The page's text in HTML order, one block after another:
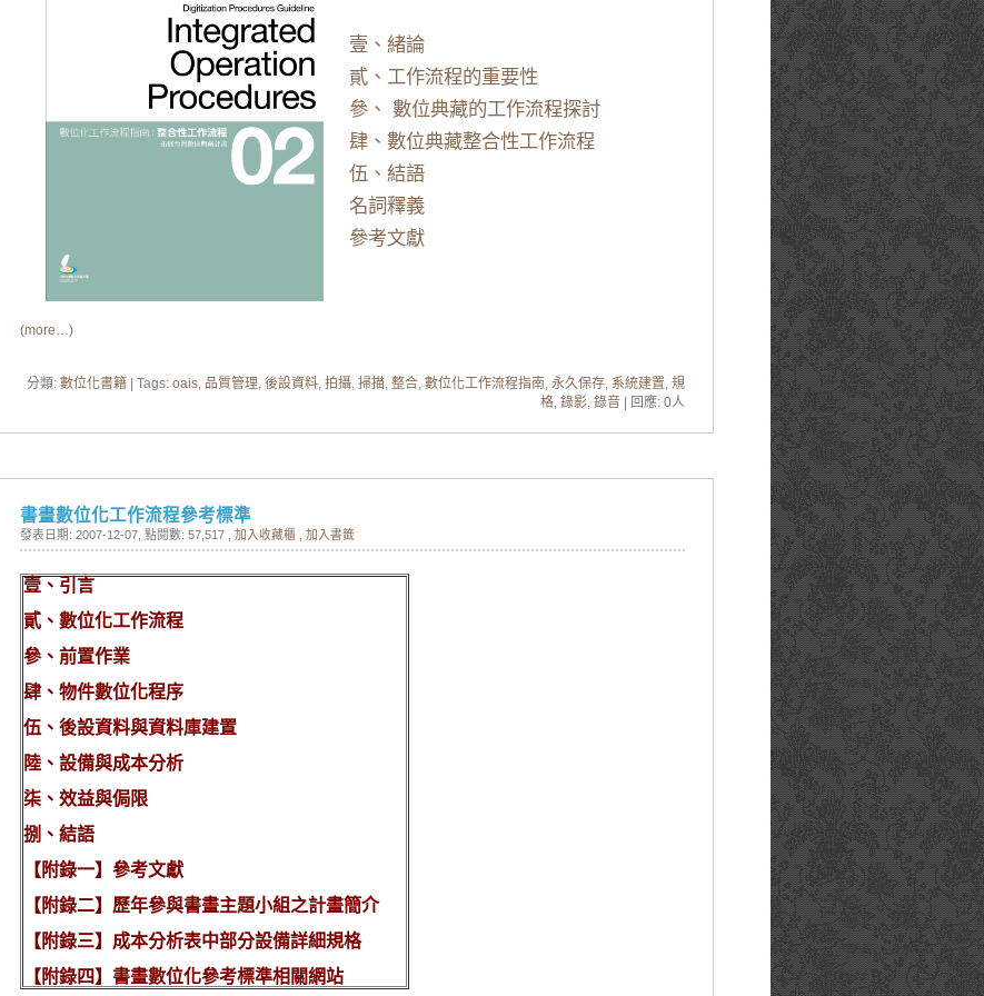
壹、緒論
貳、工作流程的重要性
參、 數位典藏的工作流程探討
肆、數位典藏整合性工作流程
伍、結語
名詞釋義
參考文獻
(more…)
分類: 數位化書籍 | Tags: oais, 品質管理, 後設資料, 拍攝, 掃描, 整合, 數位化工作流程指南, 永久保存, 系統建置, 規
格, 錄影, 錄音 | 回應: 0人
書畫數位化工作流程參考標準
發表日期: 2007-12-07 , 點閱數: 57,517 , 加入收藏櫃 加入書籤
壹、引言
貳、數位化工作流程
參、前置作業
肆、物件數位化程序
伍、後設資料與資料庫建置
陸、設備與成本分析
柒、效益與侷限
捌、結語
【附錄一】參考文獻
【附錄二】歷年參與書畫主題小組之計畫簡介
【附錄三】成本分析表中部分設備詳細規格
【附錄四】書畫數位化參考標準相關網站